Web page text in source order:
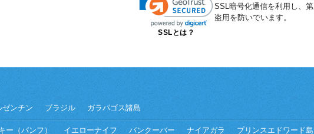
SSLとは？
SSL暗号化通信を利用し、
盗用を防いでいます。
ゼンチン ブラジル ガラパゴス諸島
ー（バンフ） イエローナイフ バンクーバー ナイアガラ プリンスエドワード島